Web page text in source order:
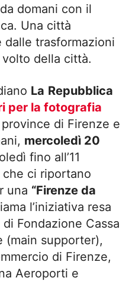
domani con il
Una città
trasformazioni
della città.
La Repubblica
per la fotografia
di Firenze e
mercoledì 20
fino all’11
ci riportano
una “Firenze da
l’iniziativa resa
Fondazione Cassa
(main supporter),
di Firenze,
Aeroporti e